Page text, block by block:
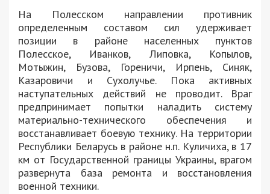
На Полесском направлении противник
определенным составом сил удерживает
позиции в районе населенных пунктов
Полесское, Иванков, Липовка, Копылов,
Мотыжин, Бузова, Гореничи, Ирпень, Синяк,
Казаровичи и Сухолучье. Пока активных
наступательных действий не проводит. Враг
предпринимает попытки наладить систему
материально-технического обеспечения и
восстанавливает боевую технику. На территории
Республики Беларусь в районе н.п. Куличиха, в 17
км от Государственной границы Украины, врагом
развернута база ремонта и восстановления
военной техники.